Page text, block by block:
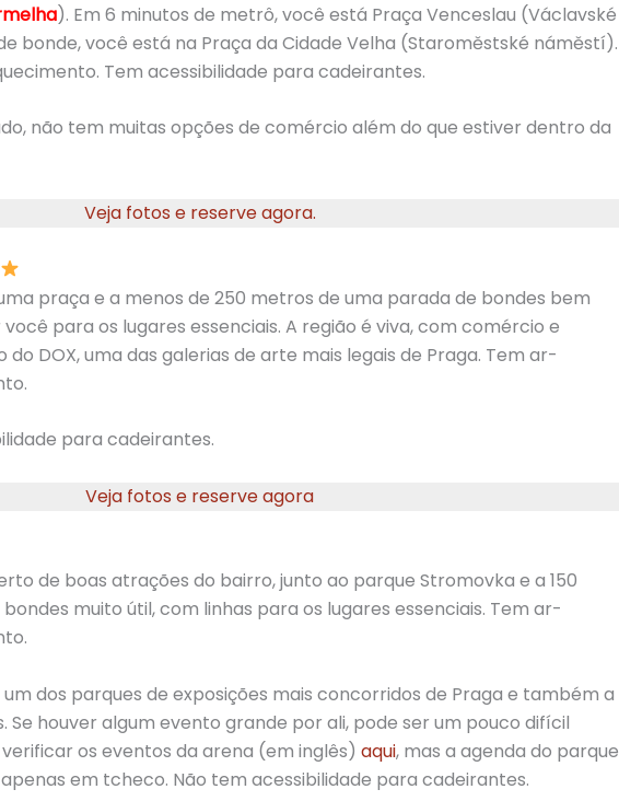
). Em 6 minutos de metrô, você está Praça Venceslau (Václavské
bonde, você está na Praça da Cidade Velha (Staroměstské náměstí).
Tem acessibilidade para cadeirantes.
não tem muitas opções de comércio além do que estiver dentro da
Veja fotos e reserve agora.
praça e a menos de 250 metros de uma parada de bondes bem
para os lugares essenciais. A região é viva, com comércio e
DOX, uma das galerias de arte mais legais de Praga. Tem ar-
para cadeirantes.
Veja fotos e reserve agora
de boas atrações do bairro, junto ao parque Stromovka e a 150
muito útil, com linhas para os lugares essenciais. Tem ar-
dos parques de exposições mais concorridos de Praga e também a
Se houver algum evento grande por ali, pode ser um pouco difícil
os eventos da arena (em inglês) aqui, mas a agenda do parque
em tcheco. Não tem acessibilidade para cadeirantes.